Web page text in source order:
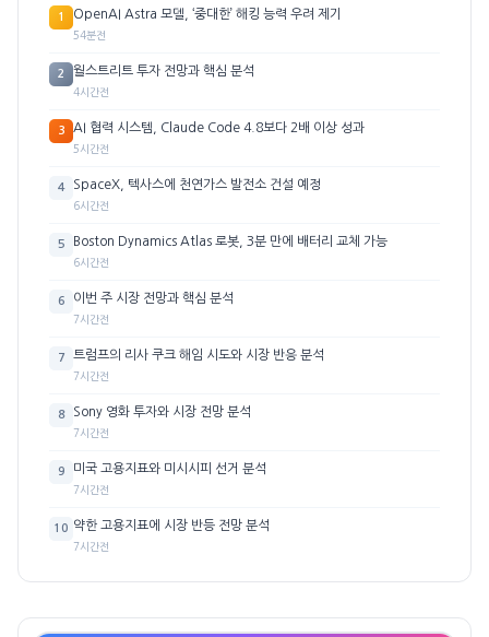
1 OpenAI Astra 모델, ‘중대한’ 해킹 능력 우려 제기
54분전
2 월스트리트 투자 전망과 핵심 분석
4시간전
3 AI 협력 시스템, Claude Code 4.8보다 2배 이상 성과
5시간전
4 SpaceX, 텍사스에 천연가스 발전소 건설 예정
6시간전
5 Boston Dynamics Atlas 로봇, 3분 만에 배터리 교체 가능
6시간전
6 이번 주 시장 전망과 핵심 분석
7시간전
7 트럼프의 리사 쿠크 해임 시도와 시장 반응 분석
7시간전
8 Sony 영화 투자와 시장 전망 분석
7시간전
9 미국 고용지표와 미시시피 선거 분석
7시간전
10 약한 고용지표에 시장 반등 전망 분석
7시간전